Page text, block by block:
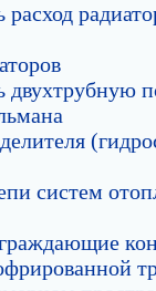
двухтрубную
систем